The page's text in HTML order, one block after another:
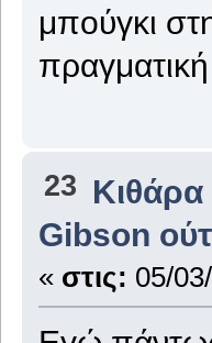
μπούγκι
23 Κιθάρα
Gibson
« στις: 05/